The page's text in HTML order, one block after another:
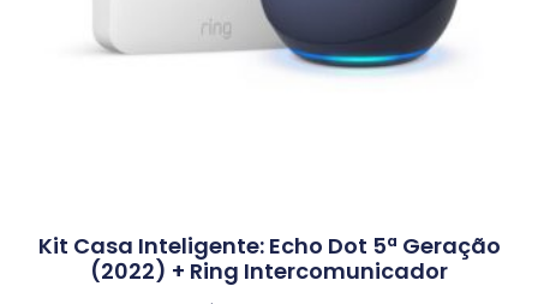
Kit Casa Inteligente: Echo Dot 5ª Geração
(2022) + Ring Intercomunicador